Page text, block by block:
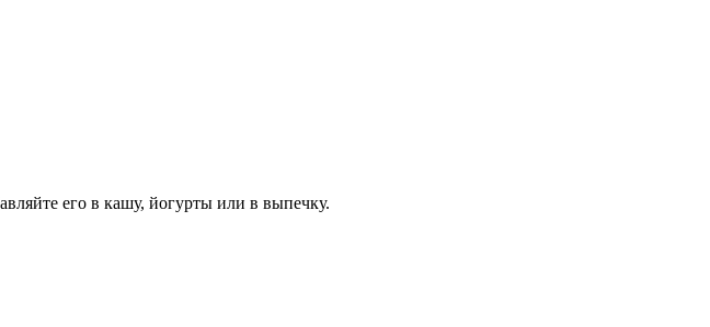
его в кашу, йогурты или в выпечку.